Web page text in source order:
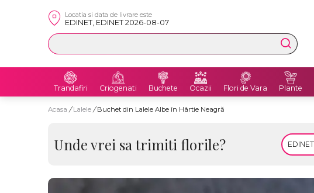
Locatia si data de livrare este
EDINET, EDINET 2026-08-07
Trandafiri Criogenati Buchete Ocazii Flori de Vara Plante
Acasa / Lalele / Buchet din Lalele Albe în Hârtie Neagră
Unde vrei sa trimiti florile?